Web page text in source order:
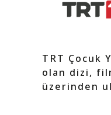
TRT Çocuk
olan dizi,
üzerinden